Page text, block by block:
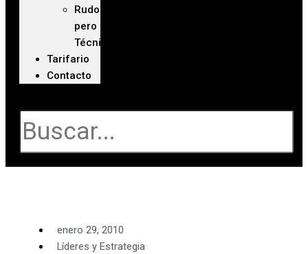
Rudo
pero
Técnico
Tarifario
Contacto
enero 29, 2010
Líderes y Estrategia